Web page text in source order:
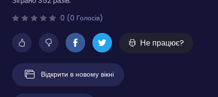
0 (0 Голосів)
Не працює?
Відкрити в новому вікні